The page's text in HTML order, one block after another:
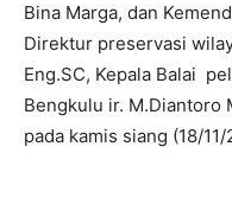
Bina Marga, dan
Direktur preservasi
Eng.SC, Kepala Balai
Bengkulu ir. M.Diantoro
pada kamis siang (18/11/